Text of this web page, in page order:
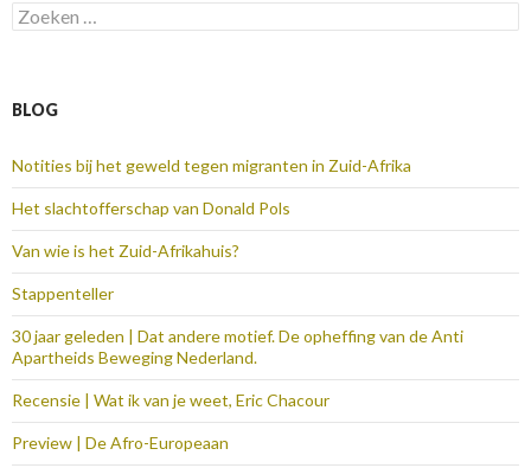
Zoeken
naar:
BLOG
Notities bij het geweld tegen migranten in Zuid-Afrika
Het slachtofferschap van Donald Pols
Van wie is het Zuid-Afrikahuis?
Stappenteller
30 jaar geleden | Dat andere motief. De opheffing van de Anti
Apartheids Beweging Nederland.
Recensie | Wat ik van je weet, Eric Chacour
Preview | De Afro-Europeaan